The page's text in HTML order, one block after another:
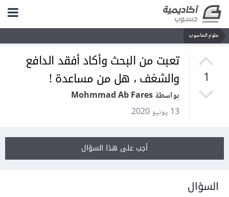
علوم الحاسوب
1
تعبت من البحث وأكاد أفقد الدافع
والشغف ، هل من مساعدة !
بواسطة Mohmmad Ab Fares
13 يونيو 2020
أجب على هذا السؤال
السؤال